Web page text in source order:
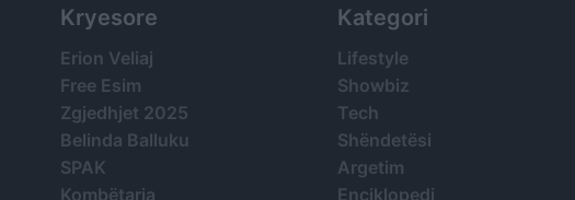
Kryesore
Erion Veliaj
Free Esim
Zgjedhjet 2025
Belinda Balluku
SPAK
Kombëtarja
Kategori
Lifestyle
Showbiz
Tech
Shëndetësi
Argetim
Enciklopedi